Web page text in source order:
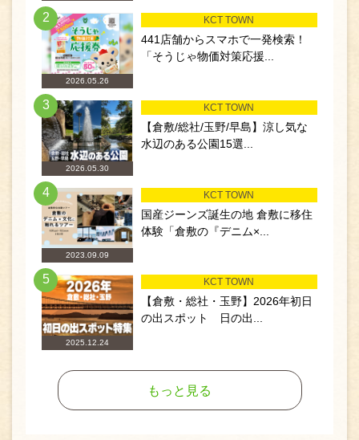
2
2026.05.26
KCT TOWN
441店舗からスマホで一発検索！
「そうじゃ物価対策応援...
3
2026.05.30
KCT TOWN
【倉敷/総社/玉野/早島】涼し気な
水辺のある公園15選...
4
2023.09.09
KCT TOWN
国産ジーンズ誕生の地 倉敷に移住
体験「倉敷の『デニム×...
5
2025.12.24
KCT TOWN
【倉敷・総社・玉野】2026年初日
の出スポット 日の出...
もっと見る